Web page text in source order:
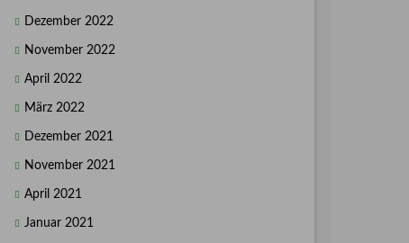
Dezember 2022
November 2022
April 2022
März 2022
Dezember 2021
November 2021
April 2021
Januar 2021